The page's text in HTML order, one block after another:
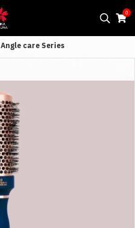
0
Angle care Series